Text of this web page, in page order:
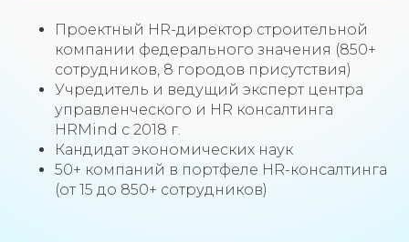
Проектный HR-директор строительной
компании федерального значения (850+
сотрудников, 8 городов присутствия)
Учредитель и ведущий эксперт центра
управленческого и HR консалтинга
HRMind с 2018 г.
Кандидат экономических наук
50+ компаний в портфеле HR-консалтинга
(от 15 до 850+ сотрудников)